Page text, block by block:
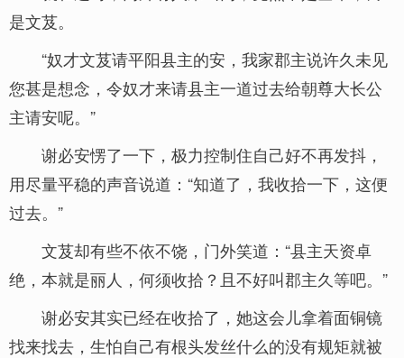
是文芨。
“奴才文芨请平阳县主的安，我家郡主说许久未见
您甚是想念，令奴才来请县主一道过去给朝尊大长公
主请安呢。”
谢必安愣了一下，极力控制住自己好不再发抖，
用尽量平稳的声音说道：“知道了，我收拾一下，这便
过去。”
文芨却有些不依不饶，门外笑道：“县主天资卓
绝，本就是丽人，何须收拾？且不好叫郡主久等吧。”
谢必安其实已经在收拾了，她这会儿拿着面铜镜
找来找去，生怕自己有根头发丝什么的没有规矩就被